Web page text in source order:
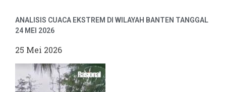
ANALISIS CUACA EKSTREM DI WILAYAH BANTEN TANGGAL
24 MEI 2026
25 Mei 2026